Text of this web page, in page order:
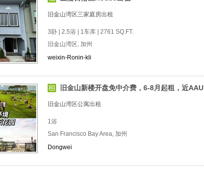
8图
旧金山湾区三家庭房出租
3卧 | 2.5浴 | 1车库 | 2761 SQ.FT.
旧金山湾区, 加州
weixin-Ronin-kli
4图
旧金山新楼开盘免中介费，6-8月起租，近AAU
旧金山湾区公寓出租
1浴
San Francisco Bay Area, 加州
Dongwei